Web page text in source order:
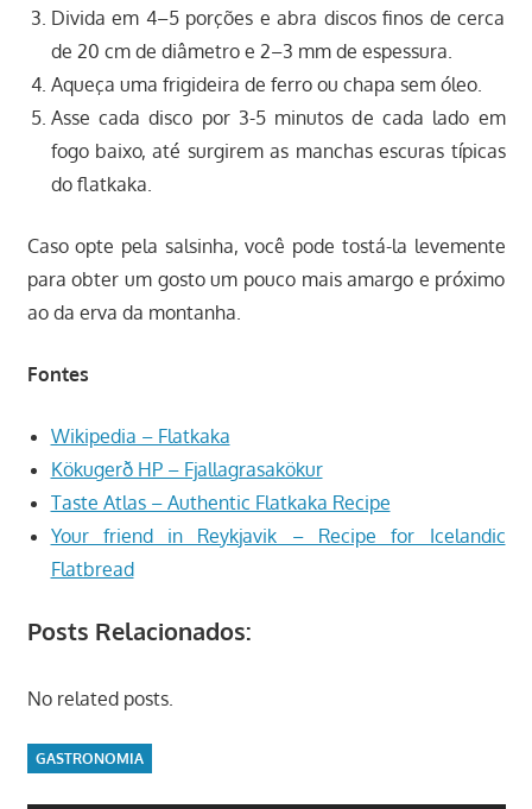
Divida em 4–5 porções e abra discos finos de cerca
de 20 cm de diâmetro e 2–3 mm de espessura.
Aqueça uma frigideira de ferro ou chapa sem óleo.
Asse cada disco por 3-5 minutos de cada lado em
fogo baixo, até surgirem as manchas escuras típicas
do flatkaka.
Caso opte pela salsinha, você pode tostá-la levemente
para obter um gosto um pouco mais amargo e próximo
ao da erva da montanha.
Fontes
Wikipedia – Flatkaka
Kökugerð HP – Fjallagrasakökur
Taste Atlas – Authentic Flatkaka Recipe
Your friend in Reykjavik – Recipe for Icelandic
Flatbread
Posts Relacionados:
No related posts.
GASTRONOMIA